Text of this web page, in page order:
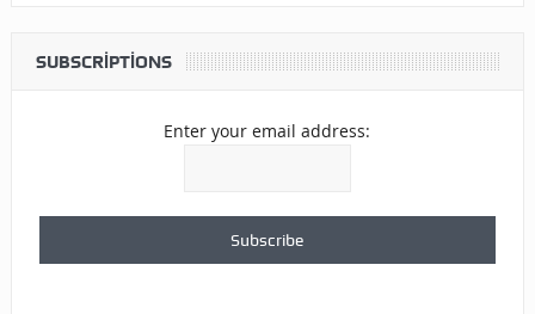
SUBSCRIPTIONS
Enter your email address: